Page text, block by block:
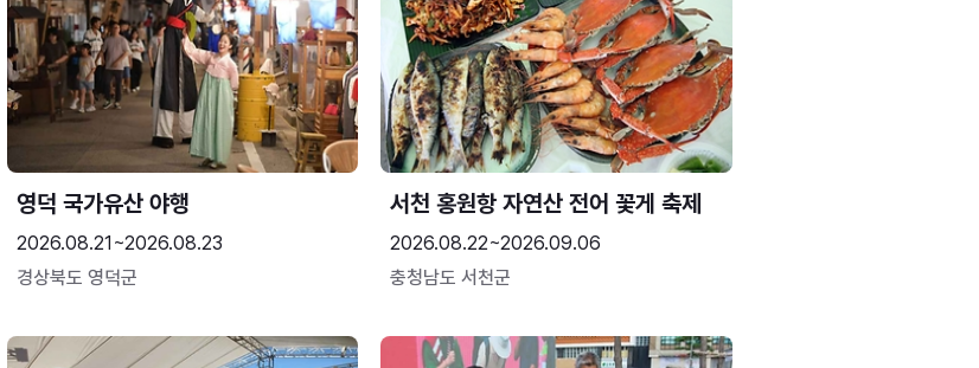
영덕 국가유산 야행
2026.08.21~2026.08.23
경상북도 영덕군
서천 홍원항 자연산 전어 꽃게 축제
2026.08.22~2026.09.06
충청남도 서천군